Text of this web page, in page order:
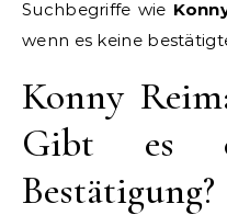
Suchbegriffe wie
wenn es keine
Konny
Gibt es
Bestätigung?